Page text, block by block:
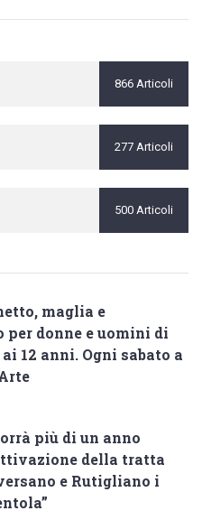
866 Articoli
277 Articoli
500 Articoli
maglia e
per donne e uomini di
12 anni. Ogni sabato a
più di un anno
della tratta
e Rutigliano i